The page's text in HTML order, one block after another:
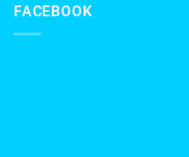
FACEBOOK